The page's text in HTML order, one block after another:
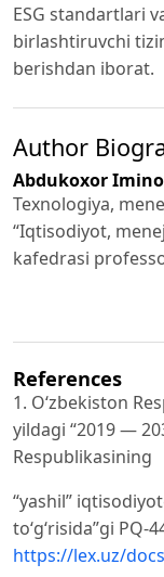
ESG standartlari
birlashtiruvchi
berishdan iborat.
Author
Abdukoxor
Texnologiya,
“Iqtisodiyot,
kafedrasi
References
1. Oʻzbekiston
yildagi “2019 —
Respublikasining
“yashil”
toʻgʻrisida”gi PQ-
https://lex.uz/